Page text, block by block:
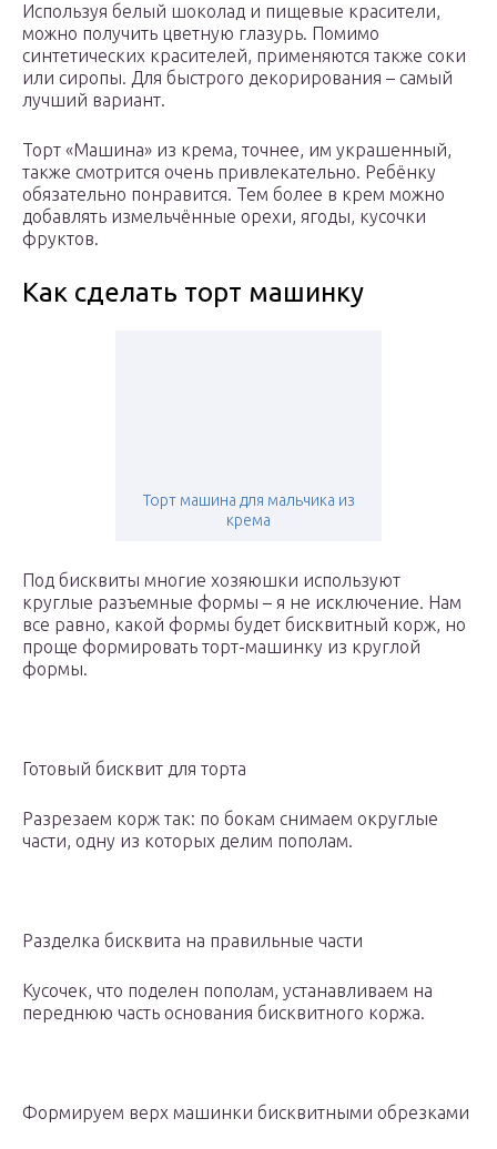
Используя белый шоколад и пищевые красители,
можно получить цветную глазурь. Помимо
синтетических красителей, применяются также соки
или сиропы. Для быстрого декорирования – самый
лучший вариант.
Торт «Машина» из крема, точнее, им украшенный,
также смотрится очень привлекательно. Ребёнку
обязательно понравится. Тем более в крем можно
добавлять измельчённые орехи, ягоды, кусочки
фруктов.
Как сделать торт машинку
Торт машина для мальчика из
крема
Под бисквиты многие хозяюшки используют
круглые разъемные формы – я не исключение. Нам
все равно, какой формы будет бисквитный корж, но
проще формировать торт-машинку из круглой
формы.
Готовый бисквит для торта
Разрезаем корж так: по бокам снимаем округлые
части, одну из которых делим пополам.
Разделка бисквита на правильные части
Кусочек, что поделен пополам, устанавливаем на
переднюю часть основания бисквитного коржа.
Формируем верх машинки бисквитными обрезками